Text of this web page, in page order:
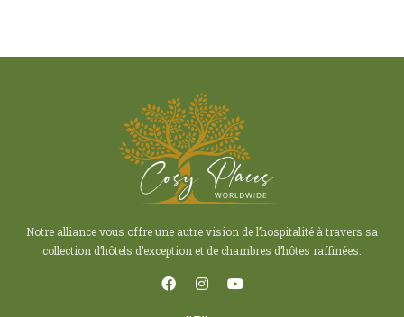
Notre alliance vous offre une autre vision de l’hospitalité à travers sa
collection d’hôtels d’exception et de chambres d’hôtes raffinées.